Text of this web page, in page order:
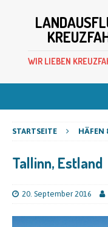
WIR LIEBEN
STARTSEITE HÄFEN
Tallinn, Estland
20. September 2016